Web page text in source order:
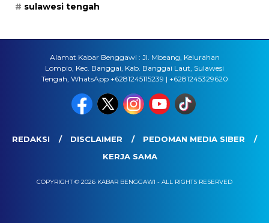
sulawesi tengah
Alamat Kabar Benggawi : Jl. Mbeang, Kelurahan
Lompio, Kec. Banggai, Kab. Banggai Laut, Sulawesi
Tengah, WhatsApp +6281245115239 | +6281245329620
REDAKSI DISCLAIMER
PEDOMAN MEDIA SIBER
KERJA SAMA
COPYRIGHT © 2026 KABAR BENGGAWI - ALL RIGHTS RESERVED